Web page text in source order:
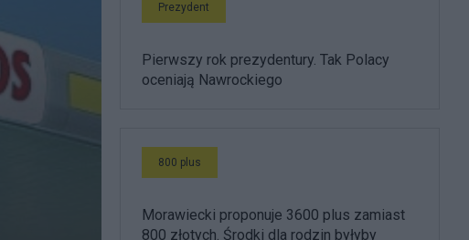
Prezydent
Pierwszy rok prezydentury. Tak Polacy
oceniają Nawrockiego
800 plus
Morawiecki proponuje 3600 plus zamiast
800 złotych. Środki dla rodzin byłyby